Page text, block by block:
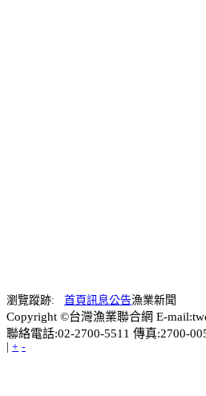
瀏覽蹤跡: 首頁訊息公告漁業新聞
Copyright ©台灣漁業聯合網 E-
聯絡電話:02-2700-5511 傳真:2700-
+ -